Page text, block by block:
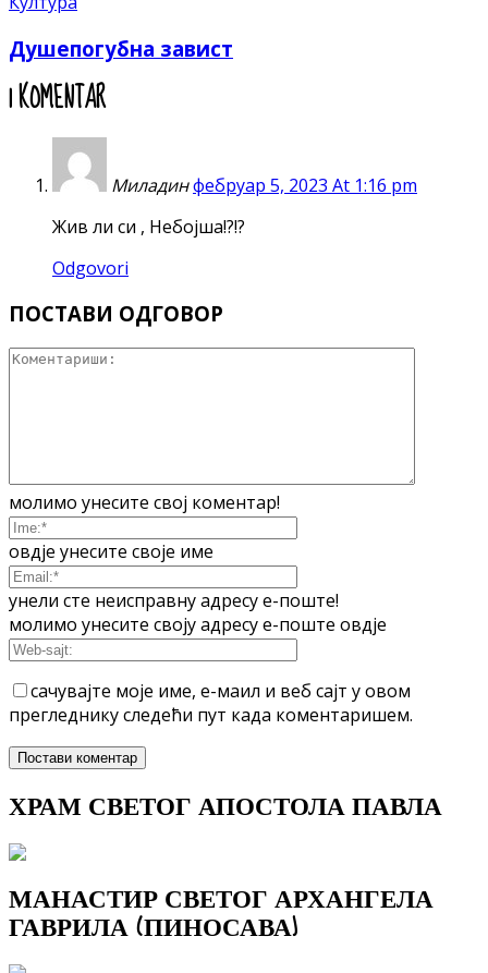
Душепогубна завист
1 KOMENTAR
Миладинфебруар 5, 2023 At 1:16 pm
Жив ли си , Небојша!?!?
Odgovori
ПОСТАВИ ОДГОВОР
молимо унесите свој коментар!
овдје унесите своје име
унели сте неисправну адресу е-поште!
молимо унесите своју адресу е-поште овдје
сачувајте моје име, е-маил и веб сајт у овом
прегледнику следећи пут када коментаришем.
ХРАМ СВЕТОГ АПОСТОЛА ПАВЛА
МАНАСТИР СВЕТОГ АРХАНГЕЛА
ГАВРИЛА (ПИНОСАВА)